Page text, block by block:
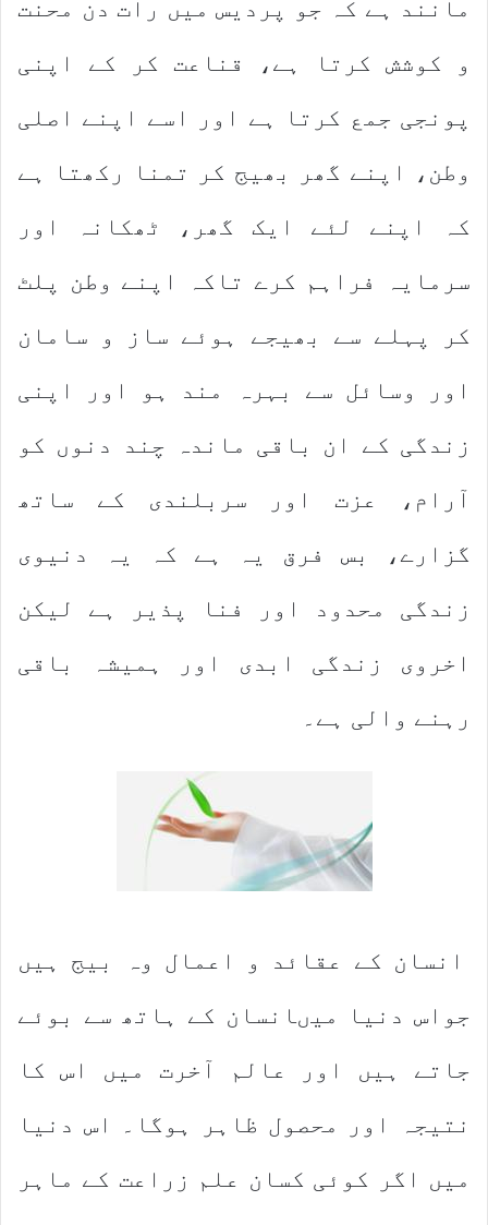
مانند ہے کہ جو پردیس میں رات دن محنت
و کوشش کرتا ہے، قناعت کر کے اپنی
پونجی جمع کرتا ہے اور اسے اپنے اصلی
وطن، اپنے گھر بھیج کر تمنا رکھتا ہے
کہ اپنے لئے ایک گھر، ٹھکانہ اور
سرمایہ فراہم کرے تاکہ اپنے وطن پلٹ
کر پہلے سے بھیجے ہوئے ساز و سامان
اور وسائل سے بہرہ مند ہو اور اپنی
زندگی کے ان باقی ماندہ چند دنوں کو
آرام، عزت اور سربلندی کے ساتھ
گزارے، بس فرق یہ ہے کہ یہ دنیوی
زندگی محدود اور فنا پذیر ہے لیکن
اخروی زندگی ابدی اور ہمیشہ باقی
رہنے والی ہے۔
انسان کے عقائد و اعمال وہ بیج ہیں
جواس دنیا میںانسان کے ہاتھ سے بوئے
جاتے ہیں اور عالم آخرت میں اس کا
نتیجہ اور محصول ظاہر ہوگا۔ اس دنیا
میں اگر کوئی کسان علم زراعت کے ماہر